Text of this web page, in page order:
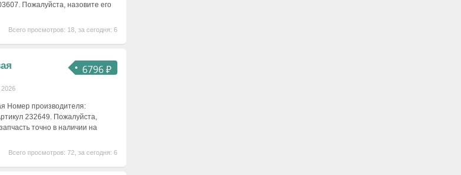
Пожалуйста, назовите его
Всего просмотров: 18, за сегодня: 6
6796 ₽
2026
Номер производителя:
232649. Пожалуйста,
точно в наличии на
Всего просмотров: 72, за сегодня: 6